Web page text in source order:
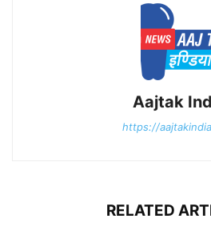
Aajtak
https://
RELATED